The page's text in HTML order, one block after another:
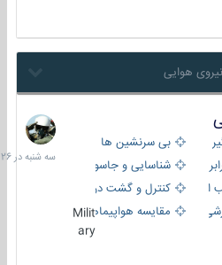
بی سرنشین ها
شناسایی و جاسوسی
کنترل و گشت دریایی
مقایسه هواپیماهاMilit
ary
سه
شنبه
در